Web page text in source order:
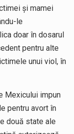
şi mamei
le
doar în dosarul
pentru alte
unui viol, în
Mexicului impun
pentru avort în
două state ale